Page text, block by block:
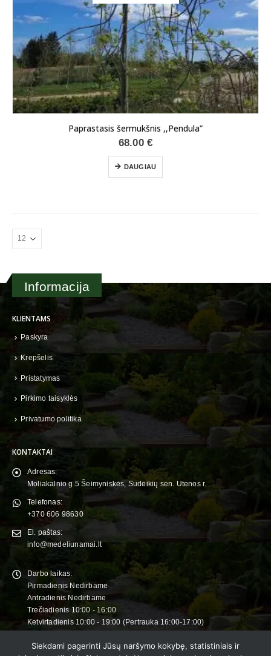
Paprastasis šermukšnis ,,Pendula”
68.00 €
DAUGIAU
Informacija
KLIENTAMS
Paskyra
Krepšelis
Pristatymas
Pirkimo taisyklės
Privatumo politika
KONTAKTAI
Adresas:
Moliakalnio g.5 Šeimyniskės, Sudeikių sen. Utenos r.
Telefonas:
+370 606 98630
El. paštas:
info@medeliunamai.lt
Darbo laikas:
Pirmadienis Nedirbame
Antradienis Nedirbame
Trečiadienis 10:00 - 16:00
Ketvirtadienis 10:00 - 19:00 (Pertrauka 16:00-17:00)
Šeštadienis 10:00 - 18:00
Siekdami pagerinti Jūsų naršymo kokybę, statistiniais ir